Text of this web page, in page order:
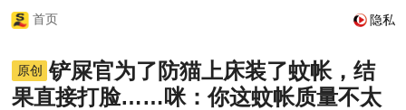
首页 隐私
原创
铲屎官为了防猫上床装了蚊帐，结
果直接打脸……咪：你这蚊帐质量不太